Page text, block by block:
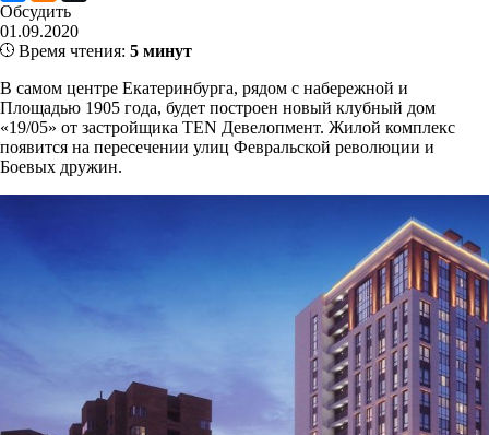
Обсудить
01.09.2020
Время чтения: 5 минут
В самом центре Екатеринбурга, рядом с набережной и
Площадью 1905 года, будет построен новый клубный дом
«19/05» от застройщика TEN Девелопмент. Жилой комплекс
появится на пересечении улиц Февральской революции и
Боевых дружин.